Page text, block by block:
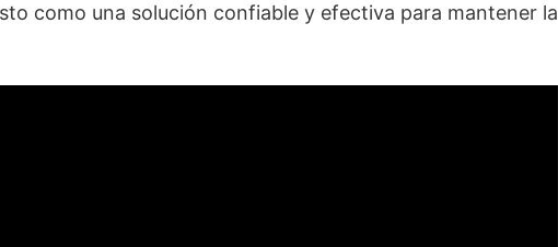
como una solución confiable y efectiva para mantener la